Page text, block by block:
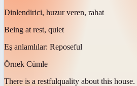
Dinlendirici, huzur veren, rahat
Being at rest, quiet
Eş anlamlılar: Reposeful
Örnek Cümle
There is a restfulquality about this house.